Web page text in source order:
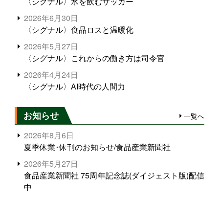
2026年6月30日
〈シグナル〉食品ロスと温暖化
2026年5月27日
〈シグナル〉これからの働き方は司令官
2026年4月24日
〈シグナル〉AI時代の人間力
お知らせ 一覧へ
2026年8月6日
夏季休業･休刊のお知らせ/食品産業新聞社
2026年5月27日
食品産業新聞社 75周年記念誌(ダイジェスト版)配信
中